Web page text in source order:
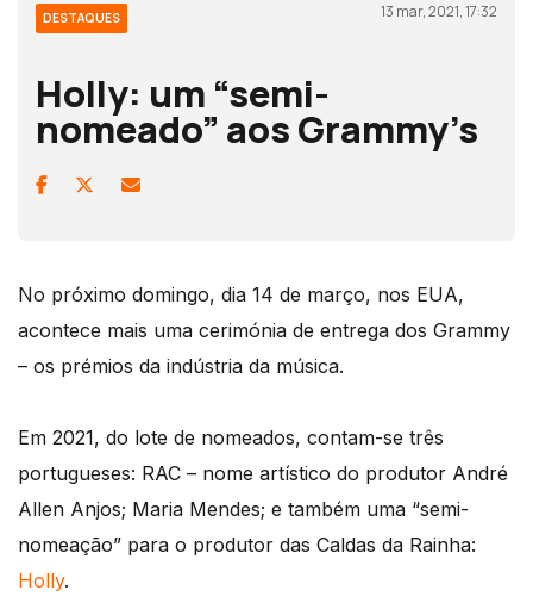
DESTAQUES 13 mar, 2021, 17:32
Holly: um “semi-
nomeado” aos Grammy’s
No próximo domingo, dia 14 de março, nos EUA,
acontece mais uma cerimónia de entrega dos Grammy
– os prémios da indústria da música.
Em 2021, do lote de nomeados, contam-se três
portugueses: RAC – nome artístico do produtor André
Allen Anjos; Maria Mendes; e também uma “semi-
nomeação” para o produtor das Caldas da Rainha:
Holly.